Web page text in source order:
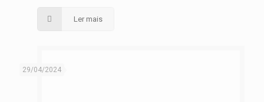
Ler mais
29/04/2024